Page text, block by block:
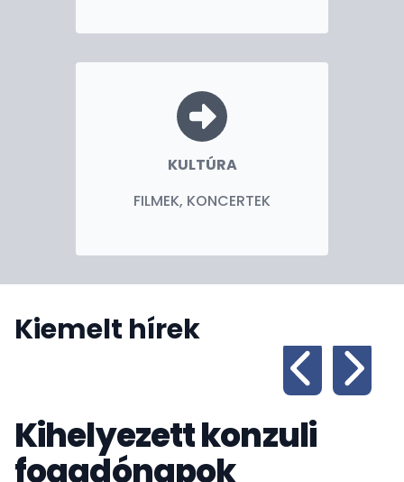
KULTÚRA
FILMEK, KONCERTEK
Kiemelt hírek
Kihelyezett konzuli
fogadónapok